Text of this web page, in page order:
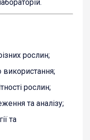
рослин;
використання;
рослин;
та аналізу;
та